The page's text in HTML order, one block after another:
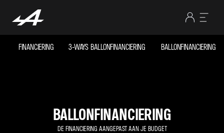
FINANCIERING 3-WAYS BALLONFINANCIERING BALLONFINANCIERING
BALLONFINANCIERING
DE FINANCIERING AANGEPAST AAN JE BUDGET